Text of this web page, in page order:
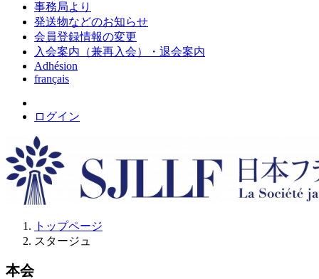
事務局より
発送物などのお知らせ
会員登録情報の変更
入会案内（兼再入会）・退会案内
Adhésion
français
ログイン
トップページ
スタージュ
本会